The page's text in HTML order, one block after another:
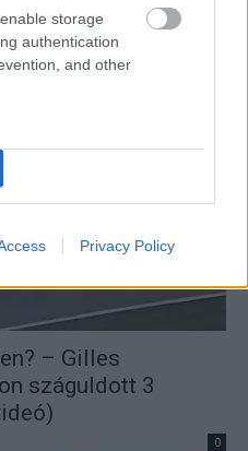
storage
authentication
and other
Privacy Policy
izgalmak után
hazai
– Gilles
száguldott 3
0